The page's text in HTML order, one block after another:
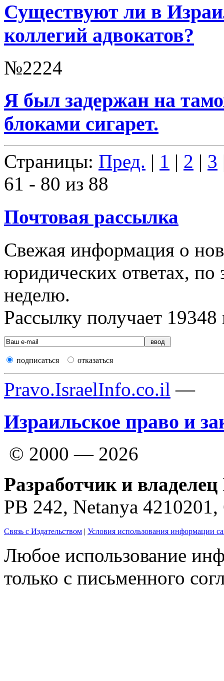
Существуют ли в
коллегий адвокатов?
№2224
Я был задержан на
блоками сигарет.
Страницы: Пред. | 1 | 2 | 3
61 - 80 из 88
Почтовая рассылка
Свежая информация о
юридических ответах, по
неделю.
Рассылку получает 19348
подписаться отказаться
Pravo.IsraelInfo.co.il —
Израильское право и
© 2000 — 2026
Разработчик и
PB 242, Netanya
Связь с Издательством Условия использования информации
Любое использование
только с письменного